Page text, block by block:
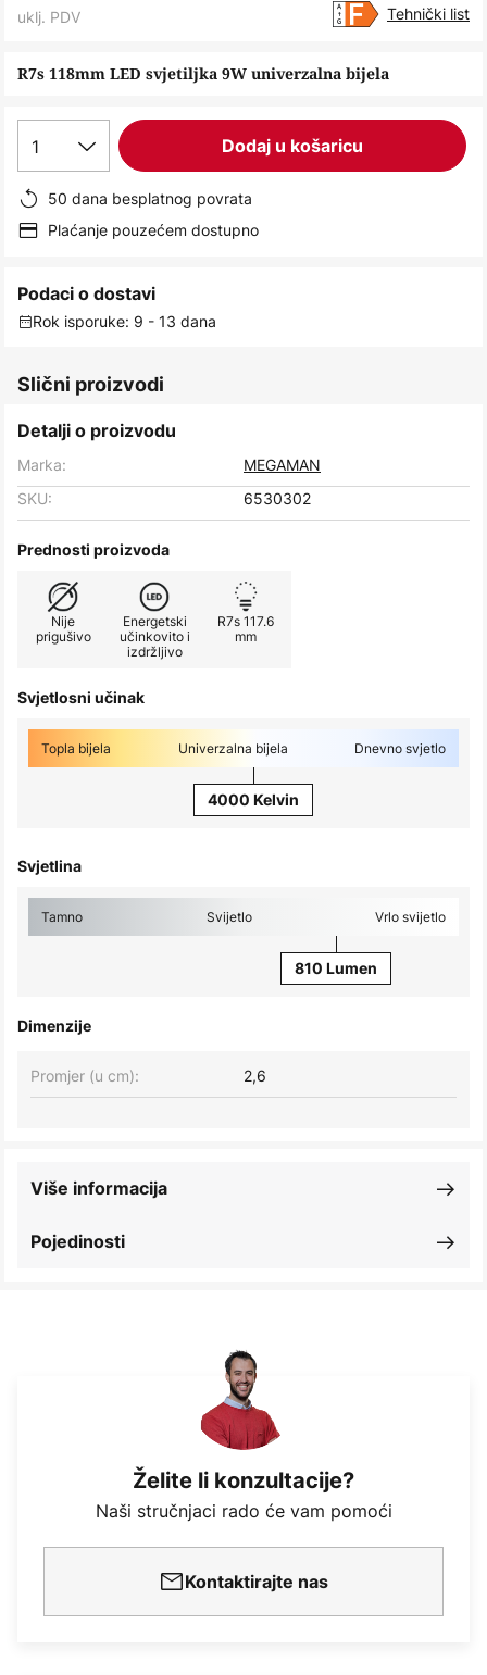
the
of
images
gallery
R7s 118mm LED svjetiljka 9W univerzalna bijela
uklj. PDV Tehnički list
1 Dodaj u košaricu
50 dana besplatnog povrata
Plaćanje pouzećem dostupno
Podaci o dostavi
Rok isporuke: 9 - 13 dana
Slični proizvodi
Detalji o proizvodu
Marka:
MEGAMAN
SKU:
6530302
Prednosti proizvoda
Nije
prigušivo
Energetski
učinkovito i
izdržljivo
R7s 117.6
mm
Svjetlosni učinak
Topla bijela Univerzalna bijela Dnevno svjetlo
4000 Kelvin
Svjetlina
Tamno Svijetlo Vrlo svijetlo
810 Lumen
Dimenzije
Promjer (u cm): 2,6
Pojedinosti
Više informacija
Želite li konzultacije?
Naši stručnjaci rado će vam pomoći
Kontaktirajte nas